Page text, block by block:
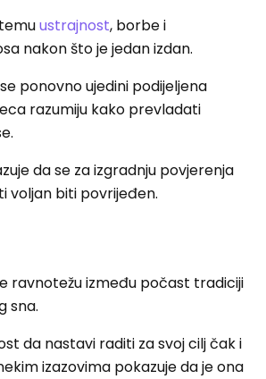
ustrajnost, borbe i
nakon što je jedan izdan.
ponovno ujedini podijeljena
razumiju kako prevladati
da se za izgradnju povjerenja
voljan biti povrijeđen.
ravnotežu između počast tradiciji
sna.
da nastavi raditi za svoj cilj čak i
izazovima pokazuje da je ona